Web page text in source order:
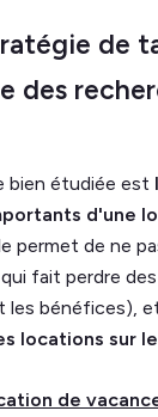
de
des
bien étudiée est
d'une
permet de ne
fait perdre
les bénéfices),
locations sur
de